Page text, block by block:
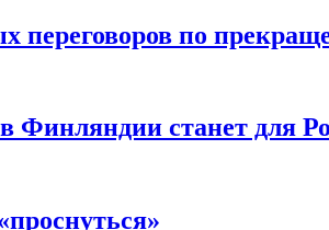
переговоров по
Финляндии станет для